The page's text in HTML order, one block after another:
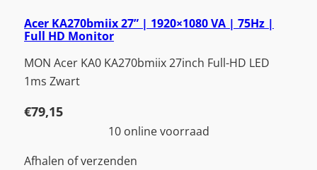
Acer KA270bmiix 27” | 1920×1080 VA | 75Hz |
Full HD Monitor
MON Acer KA0 KA270bmiix 27inch Full-HD LED
1ms Zwart
€79,15
10 online voorraad
Afhalen of verzenden